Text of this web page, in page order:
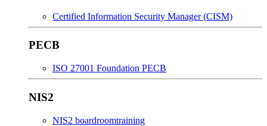
Certified Information Security Manager (CISM)
PECB
ISO 27001 Foundation PECB
NIS2
NIS2 boardroomtraining